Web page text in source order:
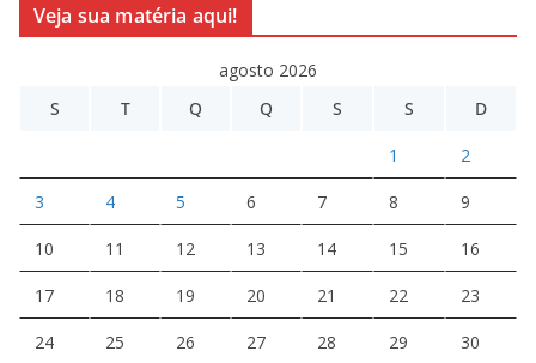
Veja sua matéria aqui!
agosto 2026
S
T Q Q S S D
1 2
3 4 5 6 7 8 9
10 11 12 13 14 15 16
17 18 19 20 21 22 23
24 25 26 27 28 29 30